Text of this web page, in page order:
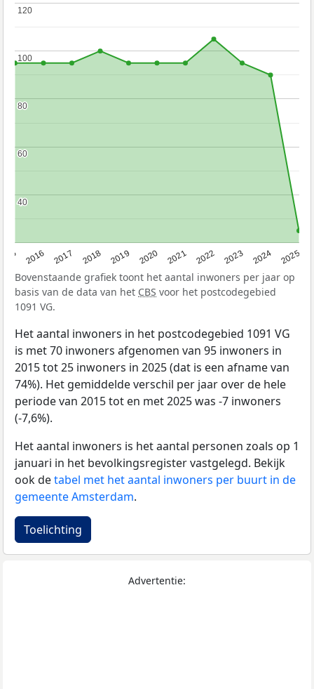
2016 2017 2018 2019 2020 2021 2022 2023 2024 2025
40
40
60
60
80
80
100
100
120
120
Bovenstaande grafiek toont het aantal inwoners per jaar op
basis van de data van het CBS voor het postcodegebied
1091 VG.
Het aantal inwoners in het postcodegebied 1091 VG
is met 70 inwoners afgenomen van 95 inwoners in
2015 tot 25 inwoners in 2025 (dat is een afname van
74%). Het gemiddelde verschil per jaar over de hele
periode van 2015 tot en met 2025 was -7 inwoners
(-7,6%).
Het aantal inwoners is het aantal personen zoals op 1
januari in het bevolkingsregister vastgelegd. Bekijk
ook detabel met het aantal inwoners per buurt in de
gemeente Amsterdam.
Toelichting
Advertentie: